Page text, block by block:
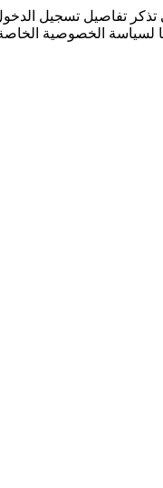
تذكر تفاصيل تسجيل
لسياسة الخصوصية